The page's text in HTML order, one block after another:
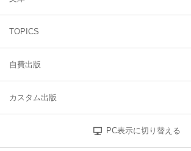
TOPICS
自費出版
カスタム出版
PC表示に切り替える